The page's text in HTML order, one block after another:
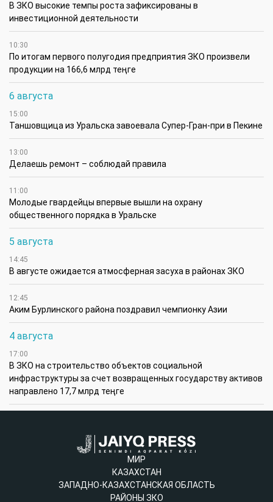
В ЗКО высокие темпы роста зафиксированы в
инвестиционной деятельности
10:30
По итогам первого полугодия предприятия ЗКО произвели
продукции на 166,6 млрд теңге
6 августа
15:00
Таншовщица из Уральска завоевала Супер-Гран-при в Пекине
13:00
Делаешь ремонт – соблюдай правила
11:00
Молодые гвардейцы впервые вышли на охрану
общественного порядка в Уральске
5 августа
14:45
В августе ожидается атмосферная засуха в районах ЗКО
12:45
Аким Бурлинского района поздравил чемпионку Азии
4 августа
17:00
В ЗКО на строительство объектов социальной
инфраструктуры за счет возвращенных государству активов
направлено 17,7 млрд теңге
МИР
КАЗАХСТАН
ЗАПАДНО-КАЗАХСТАНСКАЯ ОБЛАСТЬ
РАЙОНЫ ЗКО